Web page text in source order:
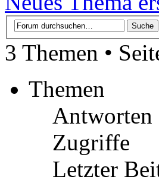
3 Themen •
Themen
Antworten
Zugriffe
Letzter